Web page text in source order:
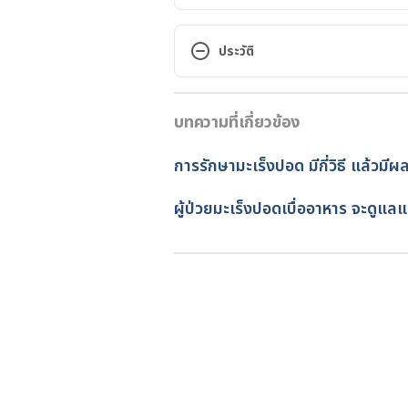
Navigating Cancer Care.
cancer.  Accessed  May.24.2018
causes/syc-20374620.  Accessed
Physical, Emotional, and
cancer/physical-emotional-and-
Social & Emotional Impacts of
ประวัติ
เวอร์ชันปัจจุบัน
23/04/2021
เขียนโดย
ออมสิน แสนล้อม
ตรวจสอบความถูกต้องของข้อมูล
อัปเดตโดย:
ชลธิชา จันทร์วิบูลย์
บทความที่เกี่ยวข้อง
การรักษามะเร็งปอด มีกี่วิธี แล้วมีผ
ผู้ป่วยมะเร็งปอดเบื่ออาหาร จะดูแล